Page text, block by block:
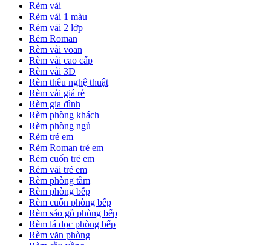
Rèm vải
Rèm vải 1 màu
Rèm vải 2 lớp
Rèm Roman
Rèm vải voan
Rèm vải cao cấp
Rèm vải 3D
Rèm thêu nghệ thuật
Rèm vải giá rẻ
Rèm gia đình
Rèm phòng khách
Rèm phòng ngủ
Rèm trẻ em
Rèm Roman trẻ em
Rèm cuốn trẻ em
Rèm vải trẻ em
Rèm phòng tắm
Rèm phòng bếp
Rèm cuốn phòng bếp
Rèm sáo gỗ phòng bếp
Rèm lá dọc phòng bếp
Rèm văn phòng